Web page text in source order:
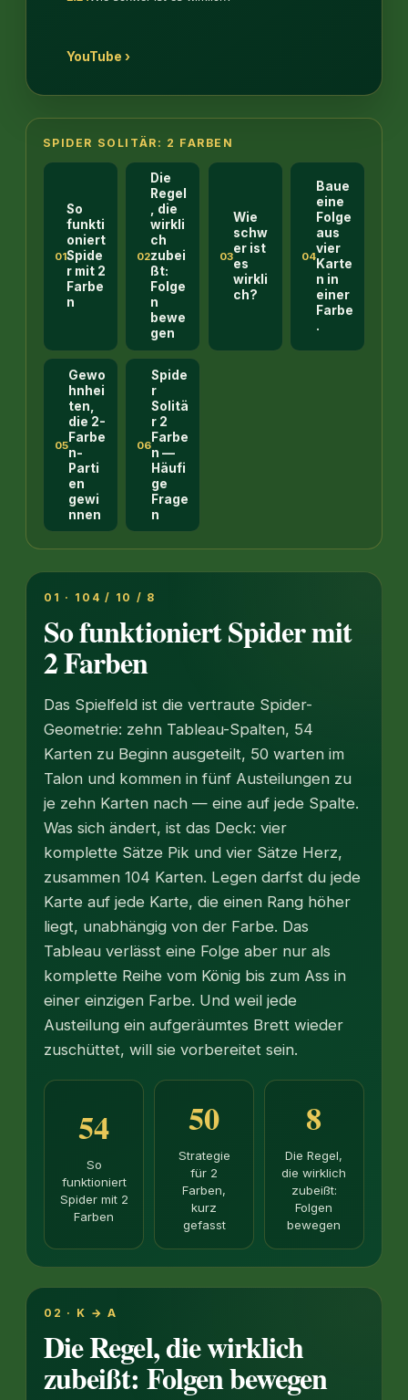
YouTube ›
SPIDER SOLITÄR: 2 FARBEN
01
So
funkti
oniert
Spide
r mit 2
Farbe
n
02
Die
Regel
, die
wirkli
ch
zubei
ßt:
Folge
n
bewe
gen
03
Wie
schw
er ist
es
wirkli
ch?
04
Baue
eine
Folge
aus
vier
Karte
n in
einer
Farbe
.
05
Gewo
hnhei
ten,
die 2-
Farbe
n-
Parti
en
gewi
nnen
06
Spide
r
Solitä
r 2
Farbe
n —
Häufi
ge
Frage
n
01 · 104 / 10 / 8
So funktioniert Spider mit
2 Farben
Das Spielfeld ist die vertraute Spider-
Geometrie: zehn Tableau-Spalten, 54
Karten zu Beginn ausgeteilt, 50 warten im
Talon und kommen in fünf Austeilungen zu
je zehn Karten nach — eine auf jede Spalte.
Was sich ändert, ist das Deck: vier
komplette Sätze Pik und vier Sätze Herz,
zusammen 104 Karten. Legen darfst du jede
Karte auf jede Karte, die einen Rang höher
liegt, unabhängig von der Farbe. Das
Tableau verlässt eine Folge aber nur als
komplette Reihe vom König bis zum Ass in
einer einzigen Farbe. Und weil jede
Austeilung ein aufgeräumtes Brett wieder
zuschüttet, will sie vorbereitet sein.
54
So
funktioniert
Spider mit 2
Farben
50
Strategie
für 2
Farben,
kurz
gefasst
8
Die Regel,
die wirklich
zubeißt:
Folgen
bewegen
02 · K → A
Die Regel, die wirklich
zubeißt: Folgen bewegen